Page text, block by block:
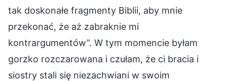
tak doskonałe fragmenty Biblii, aby mnie
przekonać, że aż zabraknie mi
kontrargumentów”. W tym momencie byłam
gorzko rozczarowana i czułam, że ci bracia i
siostry stali się niezachwiani w swoim